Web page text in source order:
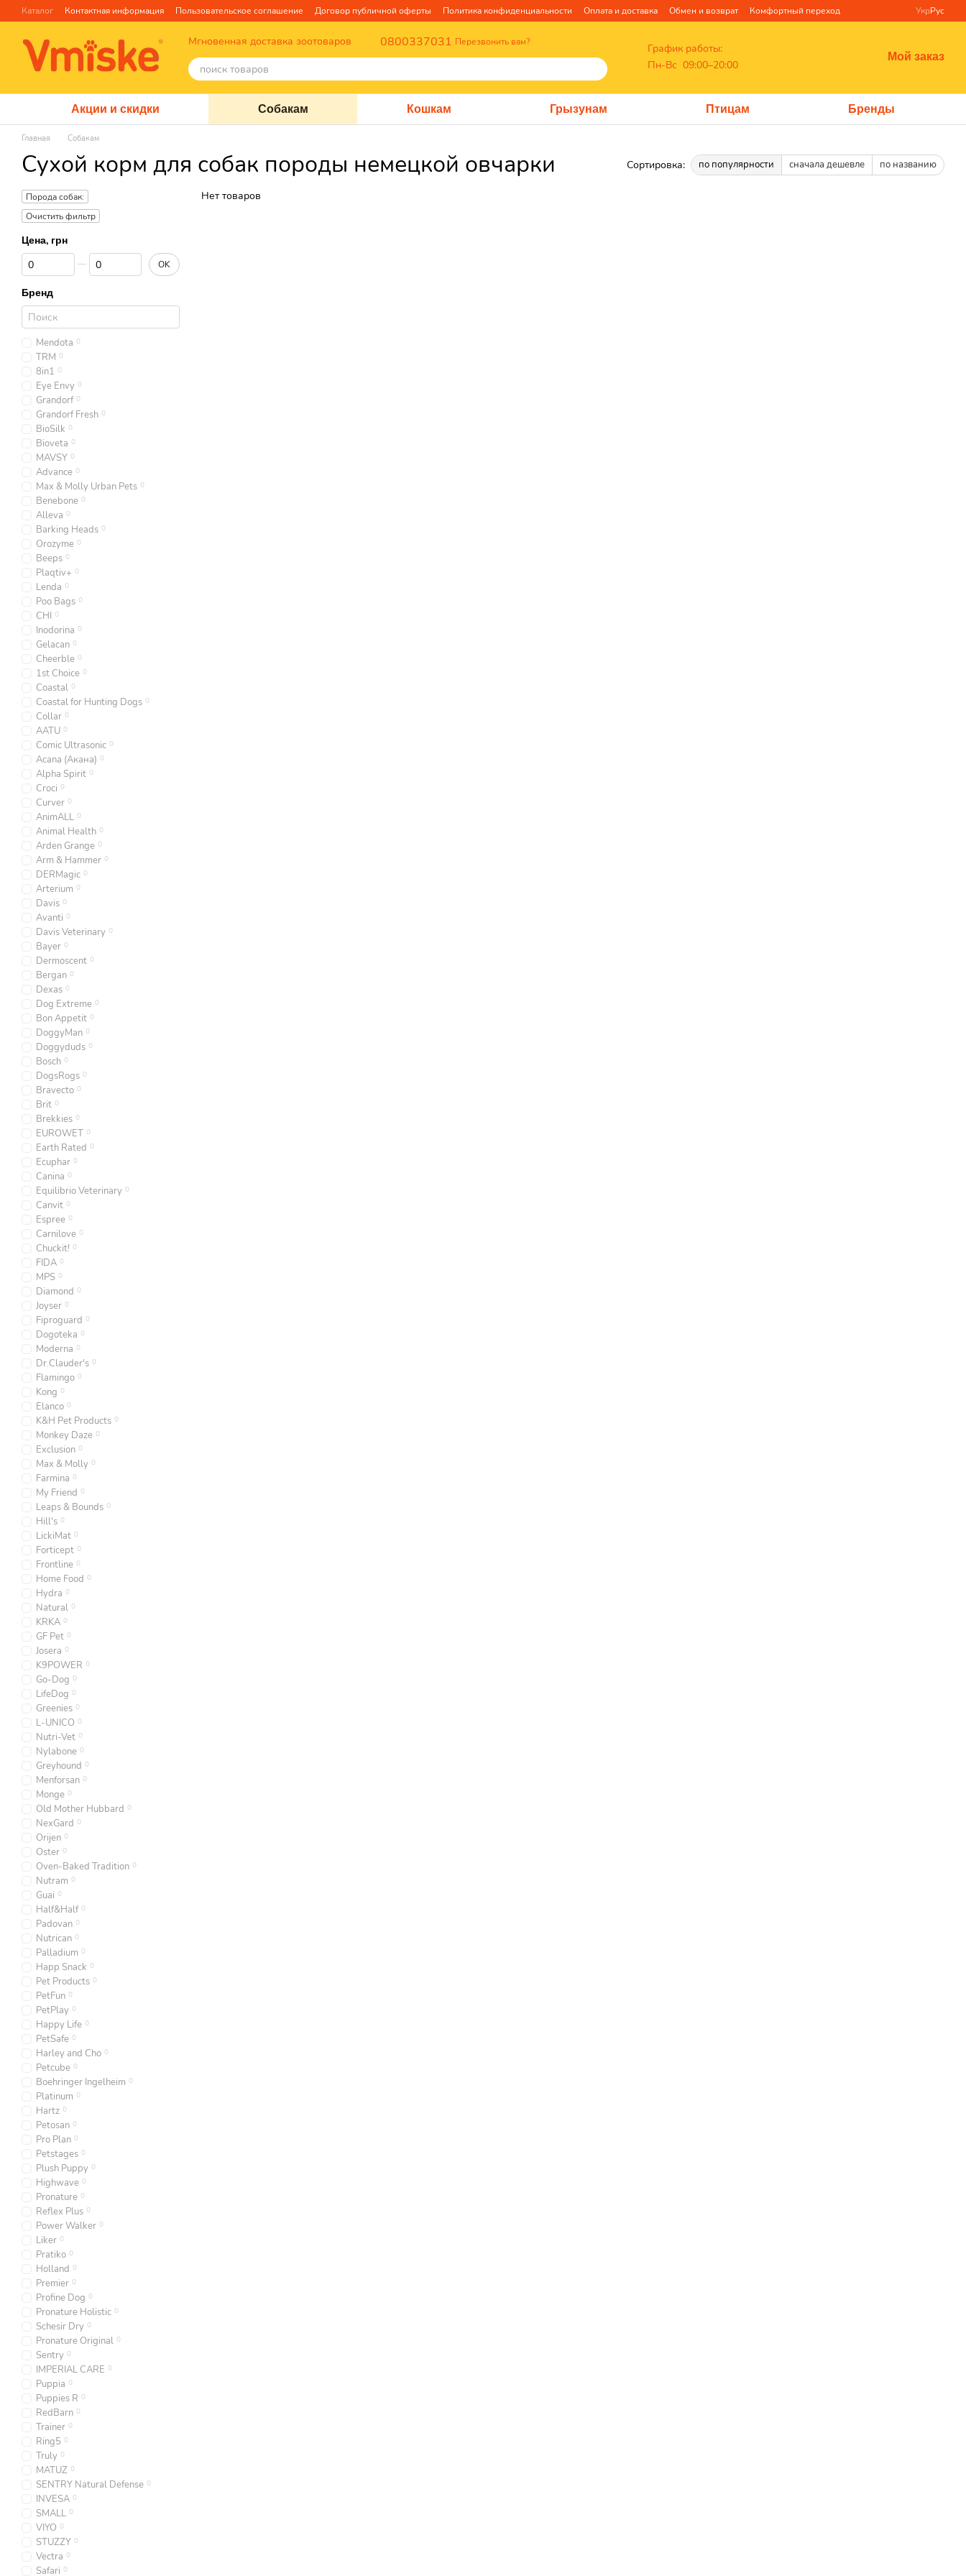
Перейти к основному контенту
Каталог Контактная информация Пользовательское соглашение Договор публичной оферты Политика конфиденциальности Оплата и доставка Обмен и возврат
Комфортный переход
Отзывы о магазине
Блог О нас Факты про TM Грандорф
УкрРус
Мгновенная доставка зоотоваров 0800337031 Перезвонить вам?
График работы:
Пн-Вс 09:00–20:00
Мой заказ
Акции и скидки Собакам Кошкам Грызунам Птицам Бренды
Главная Собакам
Сухой корм для собак породы немецкой овчарки Сортировка: по популярности сначала дешевле по названию
Нет товаров
Порода собак:
Очистить фильтр
Цена, грн
От Цена, грн
До Цена, грн OK
Бренд
Mendota 0
TRM 0
8in1 0
Eye Envy 0
Grandorf 0
Grandorf Fresh 0
BioSilk 0
Bioveta 0
MAVSY 0
Advance 0
Max & Molly Urban Pets 0
Benebone 0
Alleva 0
Barking Heads 0
Orozyme 0
Beeps 0
Plaqtiv+ 0
Lenda 0
Poo Bags 0
CHI 0
Inodorina 0
Gelacan 0
Cheerble 0
1st Choice 0
Coastal 0
Coastal for Hunting Dogs 0
Collar 0
AATU 0
Comic Ultrasonic 0
Acana (Акана) 0
Alpha Spirit 0
Croci 0
Curver 0
AnimALL 0
Animal Health 0
Arden Grange 0
Arm & Hammer 0
DERMagic 0
Arterium 0
Davis 0
Avanti 0
Davis Veterinary 0
Bayer 0
Dermoscent 0
Bergan 0
Dexas 0
Dog Extreme 0
Bon Appetit 0
DoggyMan 0
Doggyduds 0
Bosch 0
DogsRogs 0
Bravecto 0
Brit 0
Brekkies 0
EUROWET 0
Earth Rated 0
Ecuphar 0
Canina 0
Equilibrio Veterinary 0
Canvit 0
Espree 0
Carnilove 0
Chuckit! 0
FIDA 0
MPS 0
Diamond 0
Joyser 0
Fiproguard 0
Dogoteka 0
Moderna 0
Dr.Clauder's 0
Flamingo 0
Kong 0
Elanco 0
K&H Pet Products 0
Monkey Daze 0
Exclusion 0
Max & Molly 0
Farmina 0
My Friend 0
Leaps & Bounds 0
Hill's 0
LickiMat 0
Forticept 0
Frontline 0
Home Food 0
Hydra 0
Natural 0
KRKA 0
GF Pet 0
Josera 0
K9POWER 0
Go-Dog 0
LifeDog 0
Greenies 0
L-UNICO 0
Nutri-Vet 0
Nylabone 0
Greyhound 0
Menforsan 0
Monge 0
Old Mother Hubbard 0
NexGard 0
Orijen 0
Oster 0
Oven-Baked Tradition 0
Nutram 0
Guai 0
Half&Half 0
Padovan 0
Nutrican 0
Palladium 0
Happ Snack 0
Pet Products 0
PetFun 0
PetPlay 0
Happy Life 0
PetSafe 0
Harley and Cho 0
Petcube 0
Boehringer Ingelheim 0
Platinum 0
Hartz 0
Petosan 0
Pro Plan 0
Petstages 0
Plush Puppy 0
Highwave 0
Pronature 0
Reflex Plus 0
Power Walker 0
Liker 0
Pratiko 0
Holland 0
Premier 0
Profine Dog 0
Pronature Holistic 0
Schesir Dry 0
Pronature Original 0
Sentry 0
IMPERIAL CARE 0
Puppia 0
Puppies R 0
RedBarn 0
Trainer 0
Ring5 0
Truly 0
MATUZ 0
SENTRY Natural Defense 0
INVESA 0
SMALL 0
VIYO 0
STUZZY 0
Vectra 0
Safari 0